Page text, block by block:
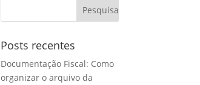
Posts recentes
Documentação Fiscal: Como
organizar o arquivo da